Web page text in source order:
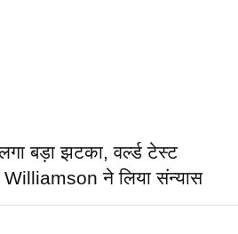
बड़ा झटका, वर्ल्ड टेस्ट
ने लिया संन्यास